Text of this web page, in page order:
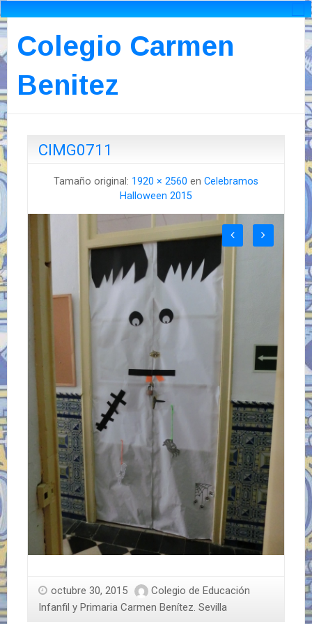
Colegio Carmen
Benitez
CIMG0711
Tamaño original: 1920 × 2560 en Celebramos
Halloween 2015
octubre 30, 2015
Colegio de Educación
Infanfil y Primaria Carmen Benítez. Sevilla